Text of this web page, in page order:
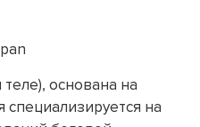
основана на
на